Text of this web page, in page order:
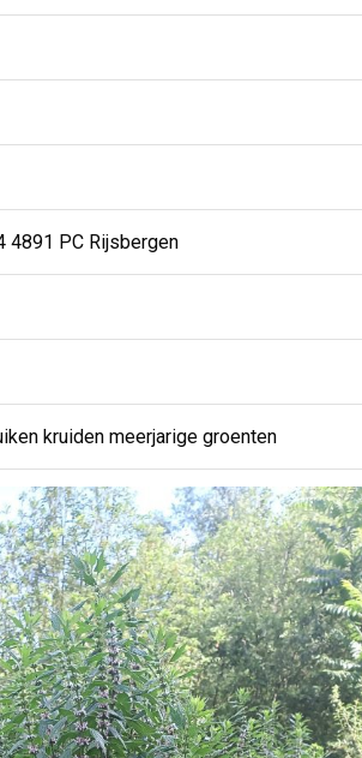
4891 PC Rijsbergen
kruiden meerjarige groenten